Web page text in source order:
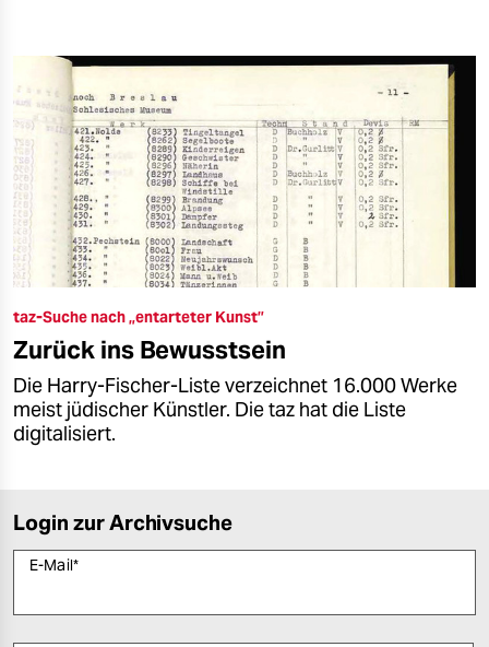
taz-Suche nach „entarteter Kunst”
Zurück ins Bewusstsein
Die Harry-Fischer-Liste verzeichnet 16.000 Werke
meist jüdischer Künstler. Die taz hat die Liste
digitalisiert.
Login zur Archivsuche
E-Mail*